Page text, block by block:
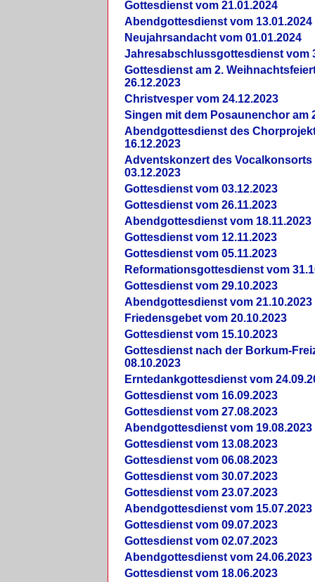
Gottesdienst vom 21.01.2024
Abendgottesdienst vom 13.01.2024
Neujahrsandacht vom 01.01.2024
Jahresabschlussgottesdienst vom
Gottesdienst am 2.
26.12.2023
Christvesper vom 24.12.2023
Singen mit dem Posaunenchor am
Abendgottesdienst des
16.12.2023
Adventskonzert des Vocalkonsorts
03.12.2023
Gottesdienst vom 03.12.2023
Gottesdienst vom 26.11.2023
Abendgottesdienst vom 18.11.2023
Gottesdienst vom 12.11.2023
Gottesdienst vom 05.11.2023
Reformationsgottesdienst vom
Gottesdienst vom 29.10.2023
Abendgottesdienst vom 21.10.2023
Friedensgebet vom 20.10.2023
Gottesdienst vom 15.10.2023
Gottesdienst nach der Borkum-
08.10.2023
Erntedankgottesdienst vom
Gottesdienst vom 16.09.2023
Gottesdienst vom 27.08.2023
Abendgottesdienst vom 19.08.2023
Gottesdienst vom 13.08.2023
Gottesdienst vom 06.08.2023
Gottesdienst vom 30.07.2023
Gottesdienst vom 23.07.2023
Abendgottesdienst vom 15.07.2023
Gottesdienst vom 09.07.2023
Gottesdienst vom 02.07.2023
Abendgottesdienst vom 24.06.2023
Gottesdienst vom 18.06.2023